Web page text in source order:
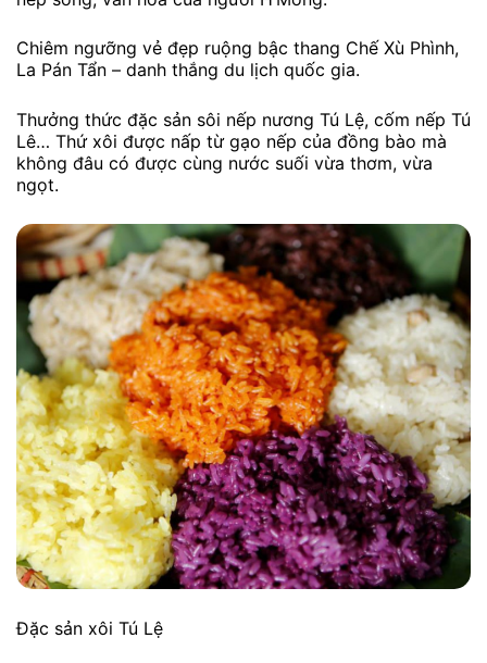
Chiêm ngưỡng vẻ đẹp ruộng bậc thang Chế Xù Phình,
La Pán Tẩn – danh thắng du lịch quốc gia.
Thưởng thức đặc sản sôi nếp nương Tú Lệ, cốm nếp Tú
Lê… Thứ xôi được nấp từ gạo nếp của đồng bào mà
không đâu có được cùng nước suối vừa thơm, vừa
ngọt.
Đặc sản xôi Tú Lệ